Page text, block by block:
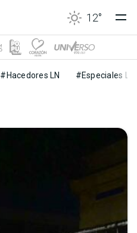
12°
#Hacedores LN #Especiales LN